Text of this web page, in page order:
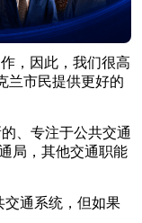
，因此，我们很高
兰市民提供更好的
、专注于公共交通
局，其他交通职能
交通系统，但如果